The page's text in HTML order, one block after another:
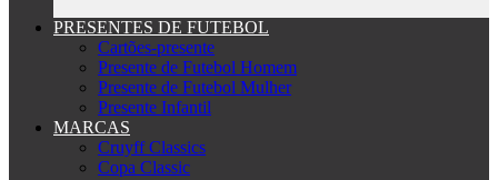
PRESENTES DE FUTEBOL
Cartões-presente
Presente de Futebol Homem
Presente de Futebol Mulher
Presente Infantil
MARCAS
Cruyff Classics
Copa Classic